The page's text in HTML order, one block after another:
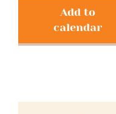
Add to
calendar